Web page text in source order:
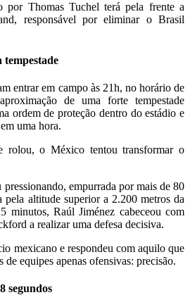
por Thomas Tuchel terá pela frente a
responsável por eliminar o Brasil
tempestade
entrar em campo às 21h, no horário de
de uma forte tempestade
ordem de proteção dentro do estádio e
uma hora.
rolou, o México tentou transformar o
pressionando, empurrada por mais de 80
pela altitude superior a 2.200 metros da
minutos, Raúl Jiménez cabeceou com
a realizar uma defesa decisiva.
mexicano e respondeu com aquilo que
de equipes apenas ofensivas: precisão.
segundos